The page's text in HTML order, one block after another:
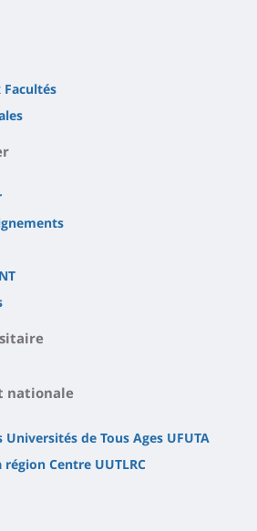
Facultés
nationale
de Tous Ages UFUTA
Centre UUTLRC